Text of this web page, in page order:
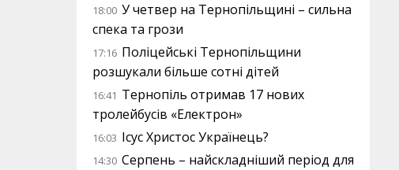
18:00 У четвер на Тернопільщині – сильна
спека та грози
17:16 Поліцейські Тернопільщини
розшукали більше сотні дітей
16:41 Тернопіль отримав 17 нових
тролейбусів «Електрон»
16:03 Ісус Христос Українець?
14:30 Серпень – найскладніший період для